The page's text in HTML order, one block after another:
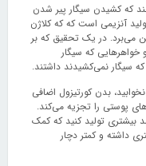
که کشیدن سیگار پیر شدن
آنزیمی است که که کلاژن
می‌برد. در یک تحقیق که بر
که سیگار
سیگار نمی‌کشیدند داشتند.
بدن کورتیزول اضافی
پوستی را تجزیه می‌کند.
بیشتری تولید کنید که کمک
داشته و کمتر دچار